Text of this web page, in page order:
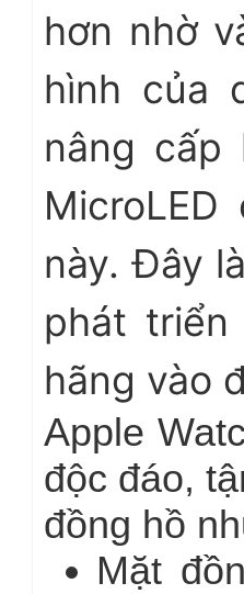
hơn nhờ
hình của
nâng cấp
này. Đây
phát
hãng vào
Apple
độc đáo,
đồng hồ
Mặt